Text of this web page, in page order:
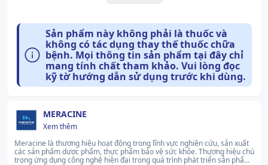
Dùng sau bữa ăn. Pha với nước < 40ᵒC, khuấy đều
cho tan ra và uống ngay. Trẻ dưới 1 tuổi: 1 gói/ngày.
Trẻ từ 1 - 3 tuổi: 1 - 2 gói/ngày. Trẻ trên 3 tuổi: 2 - 3
gói/ngày.
Tác dụng phụ có thể gặp:
Những lưu ý khi sử dụng:
Chưa có thông tin
Sản phẩm này không phải là thuốc và
không có tác dụng thay thế thuốc chữa
bệnh. Mọi thông tin sản phẩm tại đây chỉ
mang tính chất tham khảo. Vui lòng đọc
kỹ tờ hướng dẫn sử dụng trước khi dùng.
MERACINE
Xem thêm
Meracine là thương hiệu hoạt động trong lĩnh vực nghiên cứu, sản xuất
các sản phẩm dược phẩm, thực phẩm bảo vệ sức khỏe. Thương hiệu chú
trọng ứng dụng công nghệ hiện đại trong quá trình phát triển sản phẩm,